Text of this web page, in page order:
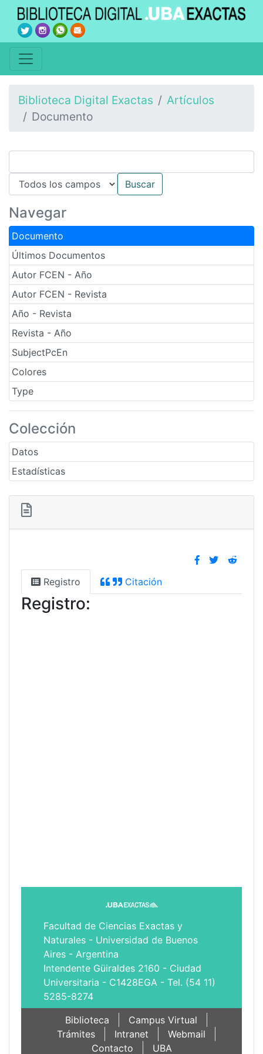
Biblioteca Digital Exactas
Artículos
Documento
Navegar
Documento
Últimos Documentos
Autor FCEN - Año
Autor FCEN - Revista
Año - Revista
Revista - Año
SubjectPcEn
Colores
Type
Colección
Datos
Estadísticas
Registro Citación
Registro:
Facultad de Ciencias Exactas y
Naturales - Universidad de Buenos
Aires - Argentina
Intendente Güiraldes 2160 - Ciudad
Universitaria - C1428EGA - Tel. (54 11)
5285-8274
Biblioteca
Campus Virtual
Trámites
Intranet
Webmail
Contacto
UBA